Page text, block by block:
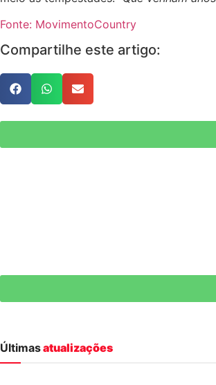
Fonte: MovimentoCountry
Compartilhe este artigo:
Últimasatualizações